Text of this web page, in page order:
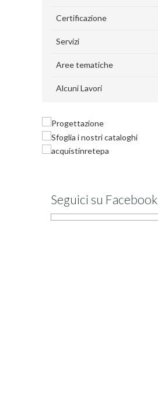
Certificazione
Servizi
Aree tematiche
Alcuni Lavori
Seguici su Facebook